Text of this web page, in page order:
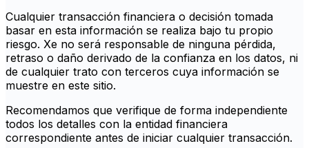
Cualquier transacción financiera o decisión tomada
basar en esta información se realiza bajo tu propio
riesgo. Xe no será responsable de ninguna pérdida,
retraso o daño derivado de la confianza en los datos, ni
de cualquier trato con terceros cuya información se
muestre en este sitio.
Recomendamos que verifique de forma independiente
todos los detalles con la entidad financiera
correspondiente antes de iniciar cualquier transacción.